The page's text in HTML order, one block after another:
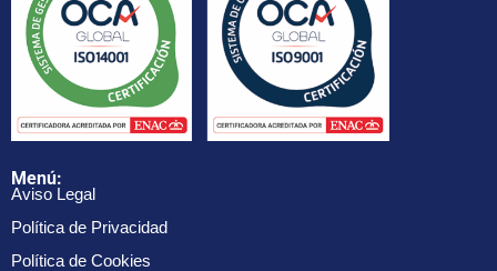
Menú:
Aviso Legal
Política de Privacidad
Política de Cookies